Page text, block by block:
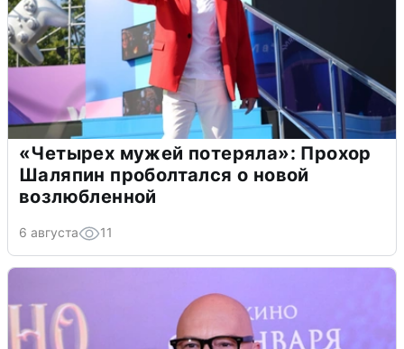
«Четырех мужей потеряла»: Прохор
Шаляпин проболтался о новой
возлюбленной
6 августа 11